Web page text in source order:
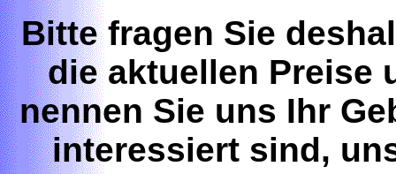
Bitte fragen Sie
die aktuellen Preise
nennen Sie uns Ihr
interessiert sind,